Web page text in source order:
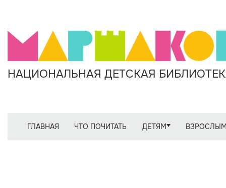
НАЦИОНАЛЬНАЯ ДЕТСКАЯ
ГЛАВНАЯ ЧТО ПОЧИТАТЬ ДЕТЯМ